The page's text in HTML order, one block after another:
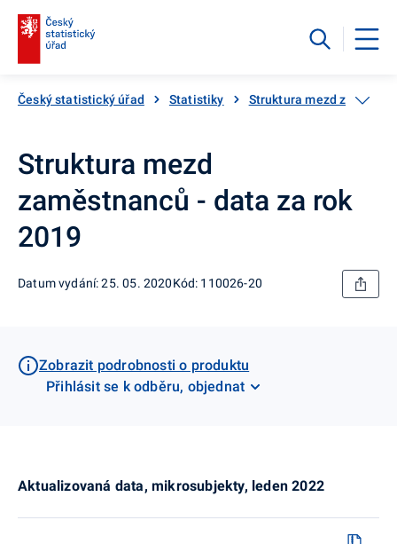
Český statistický úřad Statistiky Struktura mezd
Struktura mezd
zaměstnanců - data za rok
2019
Datum vydání: 25. 05. 2020Kód: 110026-20
Zobrazit podrobnosti o produktu
Přihlásit se k odběru, objednat
Aktualizovaná data, mikrosubjekty, leden 2022